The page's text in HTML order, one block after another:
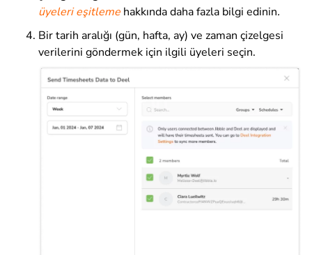
üyeleri eşitleme hakkında daha fazla bilgi edinin.
Bir tarih aralığı (gün, hafta, ay) ve zaman çizelgesi
verilerini göndermek için ilgili üyeleri seçin.